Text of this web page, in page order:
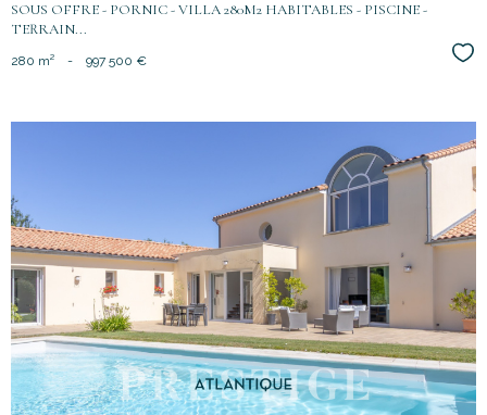
SOUS OFFRE - PORNIC - VILLA 280M2 HABITABLES - PISCINE -
TERRAIN...
280 m² - 997 500 €
voir le
bien